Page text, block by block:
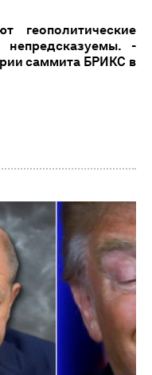
геополитические
-
саммита БРИКС в